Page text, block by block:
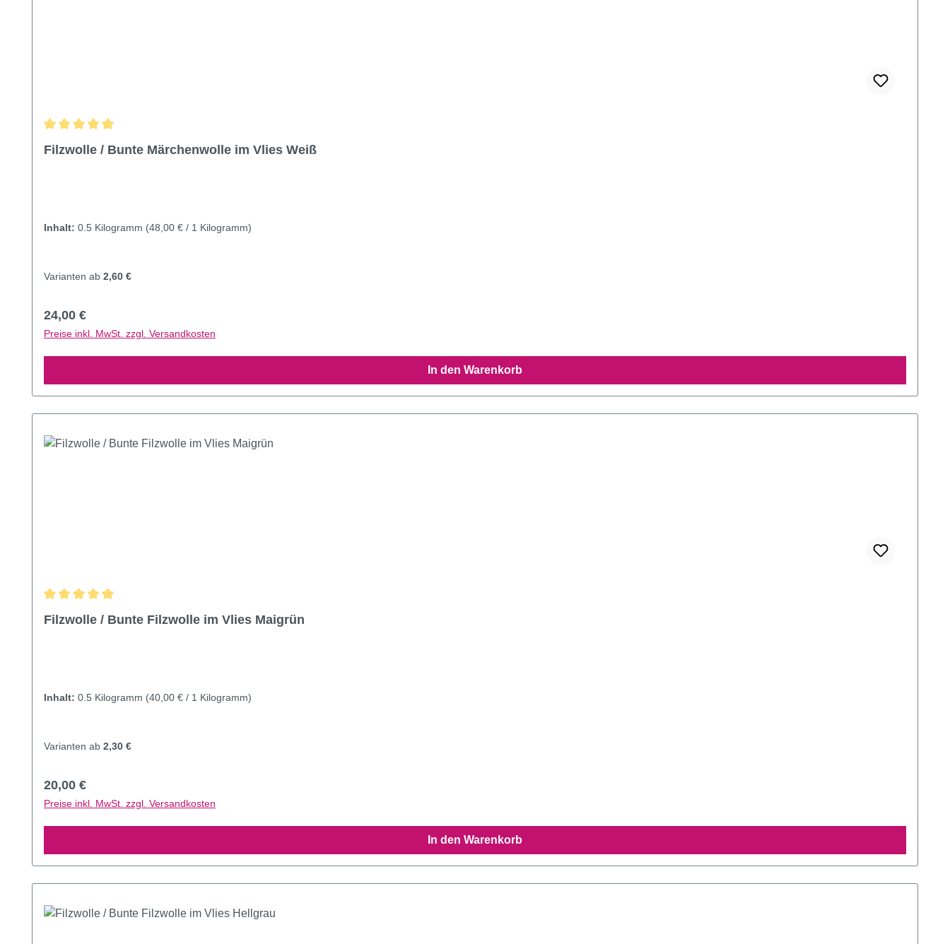
Durchschnittliche Bewertung von 4.92 von 5 Sternen
Filzwolle / Bunte Märchenwolle im Vlies Weiß
Inhalt: 0.5 Kilogramm (48,00 € / 1 Kilogramm)
Varianten ab 2,60 €
Regulärer Preis:
24,00 €
Preise inkl. MwSt. zzgl. Versandkosten
In den Warenkorb
Durchschnittliche Bewertung von 4.91 von 5 Sternen
Filzwolle / Bunte Filzwolle im Vlies Maigrün
Inhalt: 0.5 Kilogramm (40,00 € / 1 Kilogramm)
Varianten ab 2,30 €
Regulärer Preis:
20,00 €
Preise inkl. MwSt. zzgl. Versandkosten
In den Warenkorb